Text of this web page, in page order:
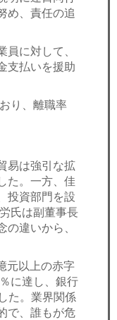
め、責任の追
に対して、
支払いを援助
り、離職率
易は強引な拡
た。一方、佳
投資部門を設
氏は副董事長
違いから、
元以上の赤字
に達し、銀行
た。業界関係
で、誰もが危